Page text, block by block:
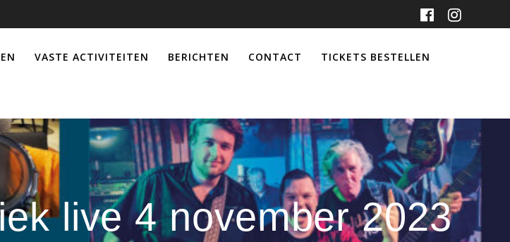
VASTE ACTIVITEITEN BERICHTEN CONTACT TICKETS BESTELLEN
live 4 november 2023